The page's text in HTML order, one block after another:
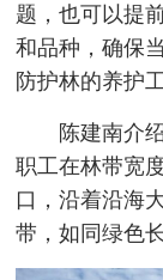
题，也可以提
和品种，确保
防护林的养护
陈建南介
职工在林带宽
口，沿着沿海
带，如同绿色